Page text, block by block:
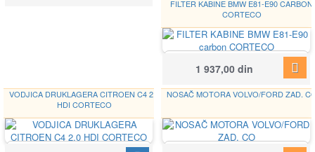
FILTER KABINE BMW E81-E90 CARBON
CORTECO
80000064
1 937,00 din
VODJICA DRUKLAGERA CITROEN C4 2.0
HDI CORTECO
NOSAČ MOTORA VOLVO/FORD ZAD.